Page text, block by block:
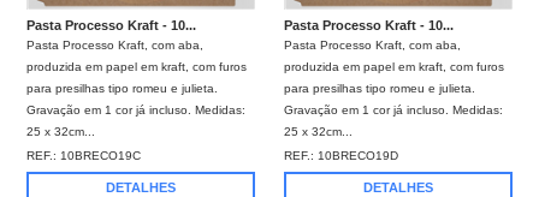
Pasta Processo Kraft - 10...
Pasta Processo Kraft, com aba,
produzida em papel em kraft, com furos
para presilhas tipo romeu e julieta.
Gravação em 1 cor já incluso. Medidas:
25 x 32cm...
REF.:10BRECO19C
DETALHES
Pasta Processo Kraft - 10...
Pasta Processo Kraft, com aba,
produzida em papel em kraft, com furos
para presilhas tipo romeu e julieta.
Gravação em 1 cor já incluso. Medidas:
25 x 32cm...
REF.:10BRECO19D
DETALHES